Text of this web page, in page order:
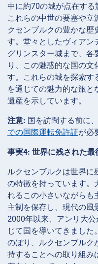
中に約70の城が点在する
これらの中世の要塞や
クセンブルクの豊かな歴
す。堂々としたヴィアン
グリンスター城まで、各
り、この魅惑的な国の文
す。これらの城を探索す
を通じての魅力的な旅
遺産を示しています。
注意: 国を訪問する前に
での国際運転免許証が必
事実4: 世界に残された最
ルクセンブルクは世界に
の特徴を持っています。
れるこの小さいながらも
主制を保存し、現代の風
2000年以来、アンリ大
じて国を導いてきまし
のぼり、ルクセンブルク
持することへの取り組み